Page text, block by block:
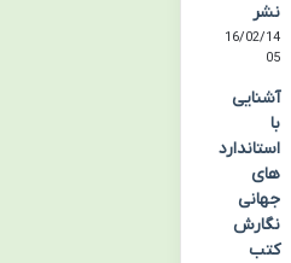
نشر
16/02/14
05
آشنایی
با
استاندارد
های
جهانی
نگارش
کتب